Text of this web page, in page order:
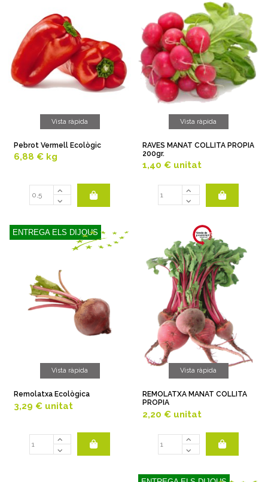
Vista ràpida
Pebrot Vermell Ecològic
6,88 € kg
Vista ràpida
RAVES MANAT COLLITA PROPIA
200gr.
1,40 € unitat
ENTREGA ELS DIJOUS
Vista ràpida
Remolatxa Ecològica
3,29 € unitat
Vista ràpida
REMOLATXA MANAT COLLITA
PROPIA
2,20 € unitat